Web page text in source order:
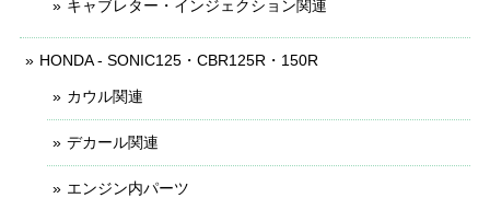
キャブレター・インジェクション関連
HONDA - SONIC125・CBR125R・150R
カウル関連
デカール関連
エンジン内パーツ